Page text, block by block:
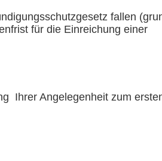
fallen
für die Einreichung einer
Ihrer Angelegenheit zum